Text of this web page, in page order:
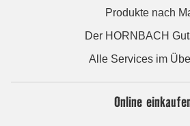
Produkte nach
Der HORNBACH
Alle Services im
Online